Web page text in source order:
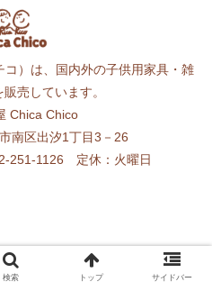
）は、国内外の子供用家具・雑
売しています。
Chica Chico
南区出汐1丁目3－26
251-1126 定休：火曜日
検索 トップ サイドバー